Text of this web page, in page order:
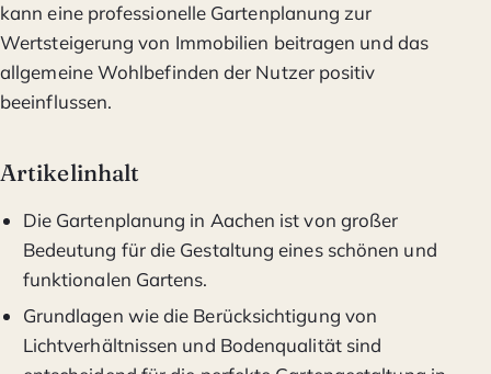
kann eine professionelle Gartenplanung zur
Wertsteigerung von Immobilien beitragen und das
allgemeine Wohlbefinden der Nutzer positiv
beeinflussen.
Artikelinhalt
Die Gartenplanung in Aachen ist von großer
Bedeutung für die Gestaltung eines schönen und
funktionalen Gartens.
Grundlagen wie die Berücksichtigung von
Lichtverhältnissen und Bodenqualität sind